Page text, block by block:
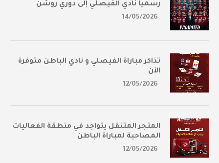
رسمياً نادي الفيصلي إلى دوري روشن
14/05/2026
تذاكر مباراة الفيصلي و نادي الباطن متوفرة
الآن
12/05/2026
المتجر المتنقل يتواجد في منطقة الفعاليات
المصاحبة لمباراة الباطن
12/05/2026